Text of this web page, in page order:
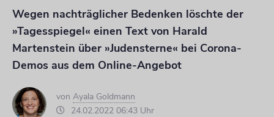
Wegen nachträglicher Bedenken löschte der
»Tagesspiegel« einen Text von Harald
Martenstein über »Judensterne« bei Corona-
Demos aus dem Online-Angebot
von Ayala Goldmann
24.02.2022 06:43 Uhr